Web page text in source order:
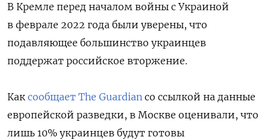
В Кремле перед началом войны с Украиной
в феврале 2022 года были уверены, что
подавляющее большинство украинцев
поддержат российское вторжение.
Как сообщает The Guardian со ссылкой на данные
европейской разведки, в Москве оценивали, что
лишь 10% украинцев будут готовы